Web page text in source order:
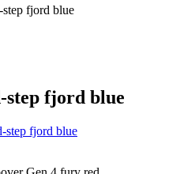
fjord blue
step fjord blue